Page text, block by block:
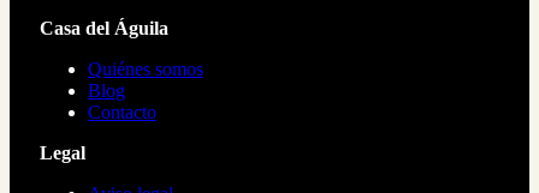
Casa del Águila
Quiénes somos
Blog
Contacto
Legal